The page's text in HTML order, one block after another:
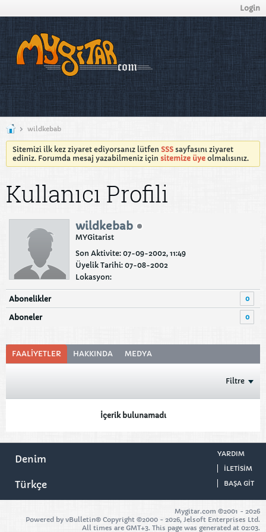
Login
wildkebab
Sitemizi ilk kez ziyaret ediyorsanız lütfen SSS sayfasını ziyaret
ediniz. Forumda mesaj yazabilmeniz için sitemize üye olmalısınız.
Kullanıcı Profili
wildkebab
MYGitarist
Son Aktivite: 07-09-2002, 11:49
Üyelik Tarihi: 07-08-2002
Lokasyon:
Abonelikler 0
Aboneler 0
FAALIYETLER HAKKINDA MEDYA
Filtre
İçerik bulunamadı
Denim
Türkçe
YARDIM
ILETISIM
BAŞA GIT
Mygitar.com ©2001 - 2026
Powered by vBulletin® Copyright ©2000 - 2026, Jelsoft Enterprises Ltd.
All times are GMT+3. This page was generated at 02:03.